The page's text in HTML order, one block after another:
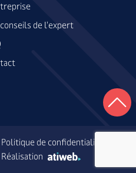
de l'expert
Politique de confidentialité
Réalisation